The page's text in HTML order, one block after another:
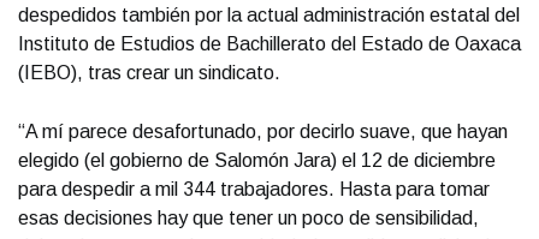
despedidos también por la actual administración estatal del
Instituto de Estudios de Bachillerato del Estado de Oaxaca
(IEBO), tras crear un sindicato.
“A mí parece desafortunado, por decirlo suave, que hayan
elegido (el gobierno de Salomón Jara) el 12 de diciembre
para despedir a mil 344 trabajadores. Hasta para tomar
esas decisiones hay que tener un poco de sensibilidad,